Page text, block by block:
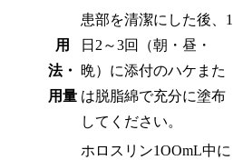
用
法・
用量
患部を清潔にした後、1
日2～3回（朝・昼・
晩）に添付のハケまた
は脱脂綿で充分に塗布
してください。
ホロスリン1OOmL中に